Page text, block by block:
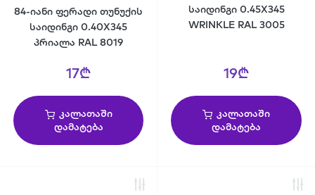
84-იანი ფერადი თუნუქის
საიდინგი 0.40X345
პრიალა RAL 8019
17₾
კალათაში
დამატება
საიდინგი 0.45X345
WRINKLE RAL 3005
19₾
კალათაში
დამატება